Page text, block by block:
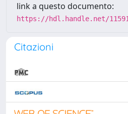
link a questo documento:
https://hdl.handle.net/
Citazioni